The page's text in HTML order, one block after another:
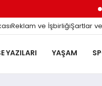
Reklam ve İşbirliğiŞartlar
YAZILARI YAŞAM